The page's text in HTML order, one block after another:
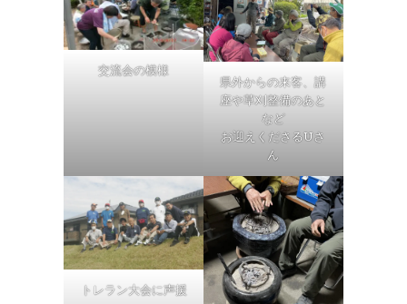
交流会の模様
県外からの来客、講
座や草刈整備のあと
など
お迎えくださるUさ
ん
トレラン大会に声援